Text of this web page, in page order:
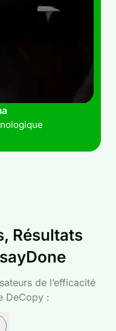
Résultats
de l’efficacité
DeCopy :